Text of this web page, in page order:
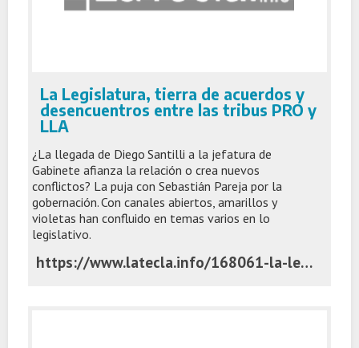
La Legislatura, tierra de acuerdos y
desencuentros entre las tribus PRO y
LLA
¿La llegada de Diego Santilli a la jefatura de
Gabinete afianza la relación o crea nuevos
conflictos? La puja con Sebastián Pareja por la
gobernación. Con canales abiertos, amarillos y
violetas han confluido en temas varios en lo
legislativo.
https://www.latecla.info/168061-la-legislatura-tierra-de-acuerdos-y-desencuentros-entre-las-tribus-pro-y-lla